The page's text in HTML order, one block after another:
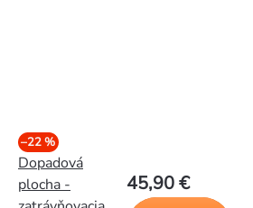
–22 %
Dopadová
plocha -
45,90 €